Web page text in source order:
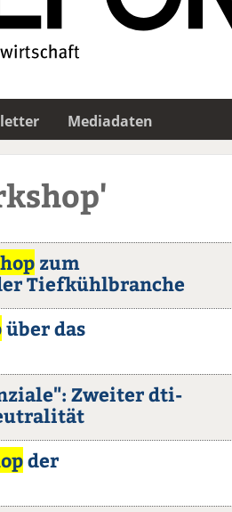
Mediadaten
zum
Tiefkühlbranche
über das
Zweiter dti-
der